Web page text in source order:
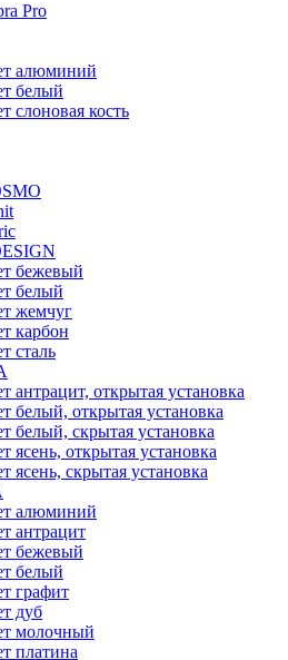
Pro
алюминий
белый
слоновая кость
бежевый
белый
жемчуг
карбон
сталь
антрацит, открытая установка
белый, открытая установка
белый, скрытая установка
ясень, открытая установка
ясень, скрытая установка
алюминий
антрацит
бежевый
белый
графит
дуб
молочный
платина